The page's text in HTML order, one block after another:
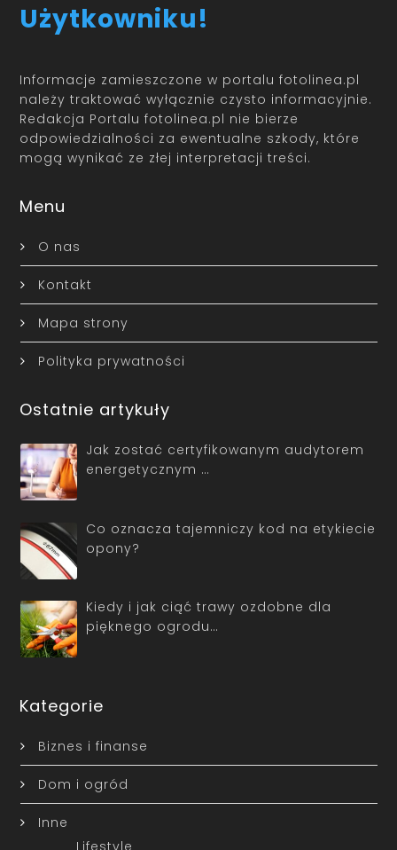
Użytkowniku!
Informacje zamieszczone w portalu fotolinea.pl
należy traktować wyłącznie czysto informacyjnie.
Redakcja Portalu fotolinea.pl nie bierze
odpowiedzialności za ewentualne szkody, które
mogą wynikać ze złej interpretacji treści.
Menu
O nas
Kontakt
Mapa strony
Polityka prywatności
Ostatnie artykuły
Jak zostać certyfikowanym audytorem
energetycznym …
Co oznacza tajemniczy kod na etykiecie
opony?
Kiedy i jak ciąć trawy ozdobne dla
pięknego ogrodu…
Kategorie
Biznes i finanse
Dom i ogród
Inne
Lifestyle